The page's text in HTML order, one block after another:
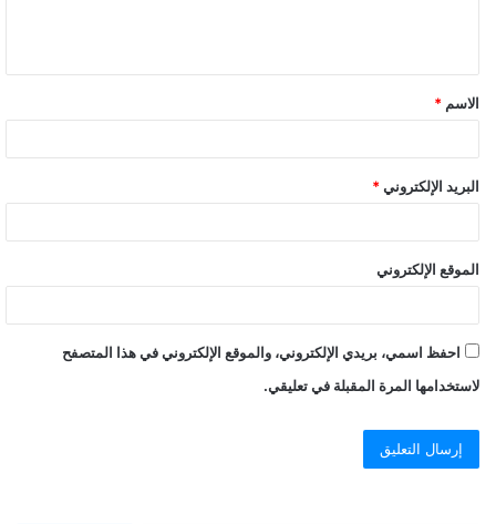
ق
*
الاسم *
البريد الإلكتروني *
الموقع الإلكتروني
احفظ اسمي، بريدي الإلكتروني، والموقع الإلكتروني في هذا المتصفح
لاستخدامها المرة المقبلة في تعليقي.